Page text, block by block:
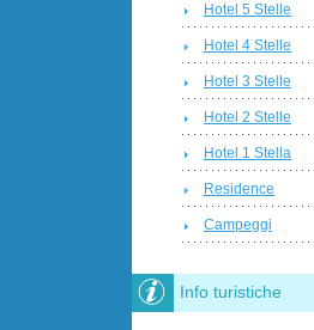
Hotel 5 Stelle
Hotel 4 Stelle
Hotel 3 Stelle
Hotel 2 Stelle
Hotel 1 Stella
Residence
Campeggi
Info turistiche